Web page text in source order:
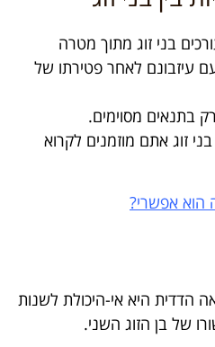
בני זוג מתוך מטרה
עיזבונם לאחר פטירתו של
בתנאים מסוימים.
זוג אתם מוזמנים לקרוא
הוא אפשרי?
הדדית היא אי-היכולת לשנות
של בן הזוג השני.